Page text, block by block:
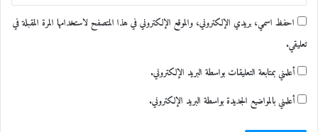
عضو اللجنة الثقافية في النادي، وتم عرض مادة فيلمية
تعرض
جانبًا من المتحف وأقسامه.
أعقب الجلسة تكريم قدمه الفنان أحمد حيلوز رئيس اللجنة
الفنية
احفظ اسمي، بريدي الإلكتروني، والموقع الإلكتروني في هذا المتصفح لاستخدامها المرة المقبلة في
تعليقي.
أعلمني بمتابعة التعليقات بواسطة البريد الإلكتروني.
أعلمني بالمواضيع الجديدة بواسطة البريد الإلكتروني.